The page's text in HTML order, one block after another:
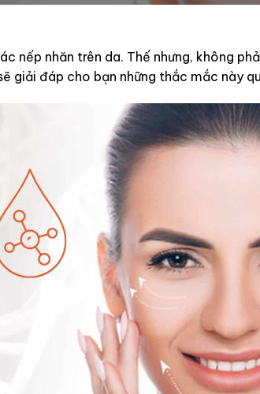
nếp nhăn trên da. Thế nhưng, không
giải đáp cho bạn những thắc mắc này